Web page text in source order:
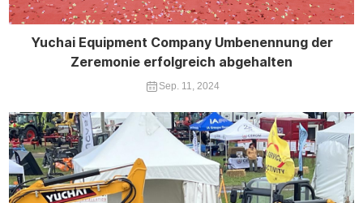
Yuchai Equipment Company Umbenennung der
Zeremonie erfolgreich abgehalten
Sep. 11, 2024